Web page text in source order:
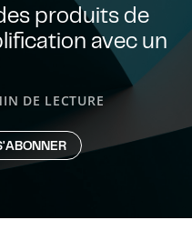
produits de
avec un
DE LECTURE